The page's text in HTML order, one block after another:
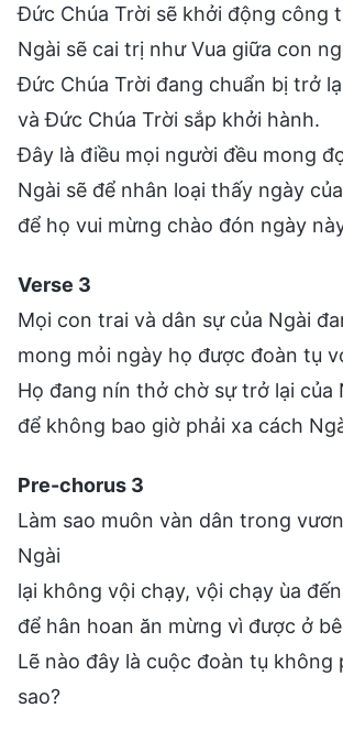
Đức Chúa Trời sẽ khởi động công
Ngài sẽ cai trị như Vua giữa con
Đức Chúa Trời đang chuẩn bị trở
và Đức Chúa Trời sắp khởi hành.
Đây là điều mọi người đều mong
Ngài sẽ để nhân loại thấy ngày
để họ vui mừng chào đón ngày
Verse 3
Mọi con trai và dân sự của Ngài
mong mỏi ngày họ được đoàn tụ
Họ đang nín thở chờ sự trở lại của
để không bao giờ phải xa cách
Pre-chorus 3
Làm sao muôn vàn dân trong
Ngài
lại không vội chạy, vội chạy ùa
để hân hoan ăn mừng vì được ở
Lẽ nào đây là cuộc đoàn tụ không
sao?